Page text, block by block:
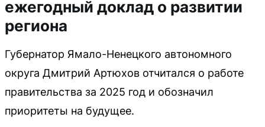
ежегодный доклад о развитии
региона
Губернатор Ямало-Ненецкого автономного
округа Дмитрий Артюхов отчитался о работе
правительства за 2025 год и обозначил
приоритеты на будущее.